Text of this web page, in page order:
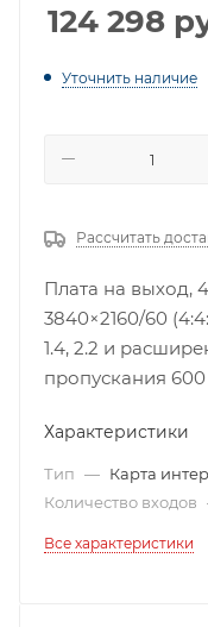
124 298
Уточнить наличие
Рассчитать
Плата на выход,
3840×2160/60
1.4, 2.2 и
пропускания
Характеристики
Тип — Карта
Количество входов
Все характеристики